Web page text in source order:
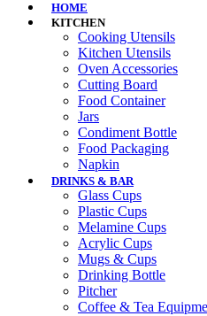
HOME
KITCHEN
Cooking Utensils
Kitchen Utensils
Oven Accessories
Cutting Board
Food Container
Jars
Condiment Bottle
Food Packaging
Napkin
DRINKS & BAR
Glass Cups
Plastic Cups
Melamine Cups
Acrylic Cups
Mugs & Cups
Drinking Bottle
Pitcher
Coffee & Tea